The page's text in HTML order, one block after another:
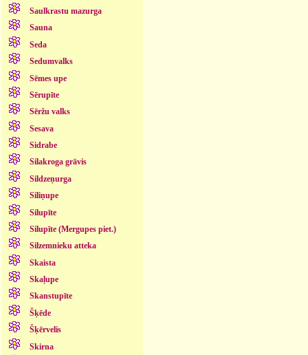
Saulkrastu mazurga
Sauna
Seda
Sedumvalks
Sēmes upe
Sērupīte
Sēržu valks
Sesava
Sidrabe
Silakroga grāvis
Sildzeņurga
Siliņupe
Silupīte
Silupīte (Mergupes piet.)
Silzemnieku atteka
Skaista
Skaļupe
Skanstupīte
Šķēde
Šķērvelis
Skirna